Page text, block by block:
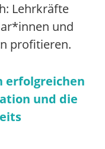
Lehrkräfte
und
profitieren.
erfolgreichen
und die